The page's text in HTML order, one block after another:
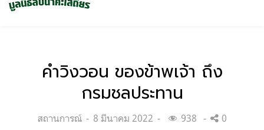
คำวิงวอน ของข้าพเจ้า ถึง
กรมชลประทาน
Categories:
สถานการณ์
Posted
8 มีนาคม 2022 938 0